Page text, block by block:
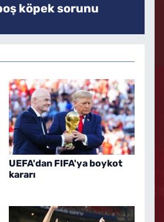
köpek sorunu
UEFA'dan FIFA'ya boykot
kararı